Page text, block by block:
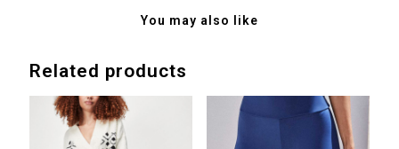
You may also like
Related products